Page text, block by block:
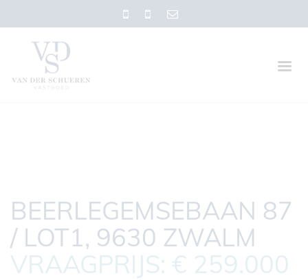
BEERLEGEMSEBAAN 87
/ LOT1, 9630 ZWALM
VRAAGPRIJS: € 259.000